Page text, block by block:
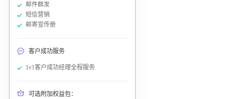
邮件群发
短信营销
邮寄宣传册
客户成功服务
1v1客户成功经理全程服务
可选附加权益包：